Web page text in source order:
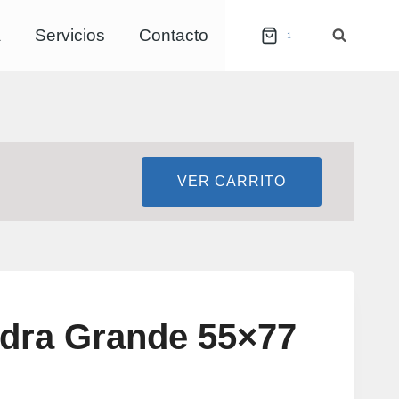
Servicios Contacto 1
VER CARRITO
Grande 55×77